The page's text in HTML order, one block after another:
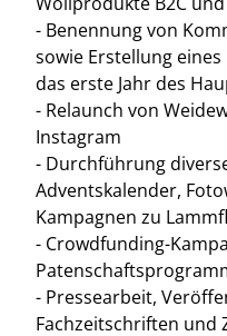
- Benennung von
sowie Erstellung
das erste Jahr des
- Relaunch von
Instagram
- Durchführung
Adventskalender,
Kampagnen zu
- Crowdfunding-
- Pressearbeit,
Fachzeitschriften und